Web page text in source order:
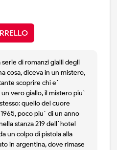
di romanzi gialli degli
cosa, diceva in un mistero,
scoprire chi e`
vero giallo, il mistero piu`
quello del cuore
poco piu` di un anno
stanza 219 dell`hotel
un colpo di pistola alla
in argentina, dove rimase